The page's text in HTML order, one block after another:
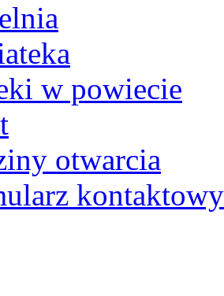
w powiecie
otwarcia
kontaktowy